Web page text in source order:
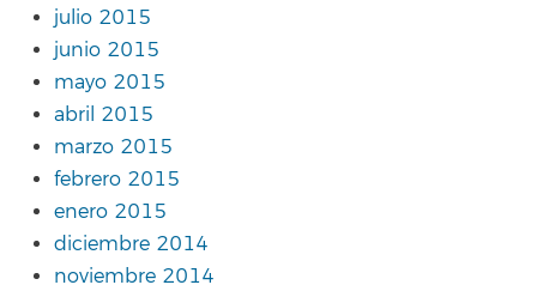
julio 2015
junio 2015
mayo 2015
abril 2015
marzo 2015
febrero 2015
enero 2015
diciembre 2014
noviembre 2014